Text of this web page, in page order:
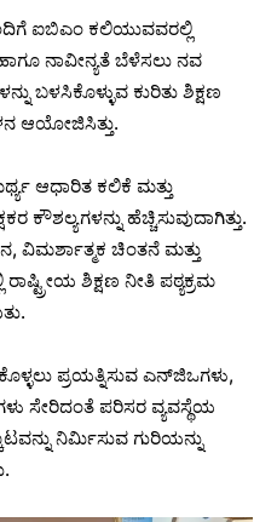
ಐಬಿಎಂ ಕಲಿಯುವವರಲ್ಲಿ
ನಾವೀನ್ಯತೆ ಬೆಳೆಸಲು ನವ
ಬಳಸಿಕೊಳ್ಳುವ ಕುರಿತು ಶಿಕ್ಷಣ
ಆಯೋಜಿಸಿತ್ತು.
ಆಧಾರಿತ ಕಲಿಕೆ ಮತ್ತು
ಕೌಶಲ್ಯಗಳನ್ನು ಹೆಚ್ಚಿಸುವುದಾಗಿತ್ತು.
ವಿಮರ್ಶಾತ್ಮಕ ಚಿಂತನೆ ಮತ್ತು
ರಾಷ್ಟ್ರೀಯ ಶಿಕ್ಷಣ ನೀತಿ ಪಠ್ಯಕ್ರಮ
ಪ್ರಯತ್ನಿಸುವ ಎನ್‌ಜಿಒಗಳು,
ಸೇರಿದಂತೆ ಪರಿಸರ ವ್ಯವಸ್ಥೆಯ
ನಿರ್ಮಿಸುವ ಗುರಿಯನ್ನು